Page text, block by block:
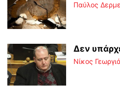
Παύλος
Δεν
Νίκος